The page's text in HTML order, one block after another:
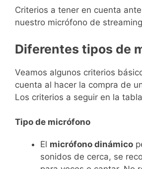
Criterios a tener en cuenta
nuestro micrófono de
Diferentes tipos de
Veamos algunos criterios
cuenta al hacer la compra de
Los criterios a seguir en la
Tipo de micrófono
El micrófono dinámico
sonidos de cerca, se